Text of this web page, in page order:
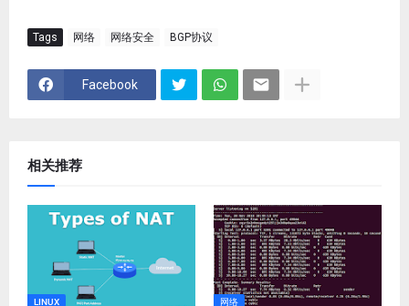
Tags 网络 网络安全 BGP协议
Facebook
相关推荐
LINUX 网络